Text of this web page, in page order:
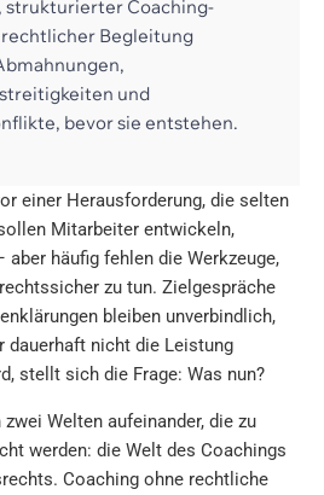
strukturierter Coaching-
rechtlicher Begleitung
und
bevor sie entstehen.
einer Herausforderung, die selten
Mitarbeiter entwickeln,
häufig fehlen die Werkzeuge,
zu tun. Zielgespräche
bleiben unverbindlich,
dauerhaft nicht die Leistung
stellt sich die Frage: Was nun?
Welten aufeinander, die zu
werden: die Welt des Coachings
Coaching ohne rechtliche